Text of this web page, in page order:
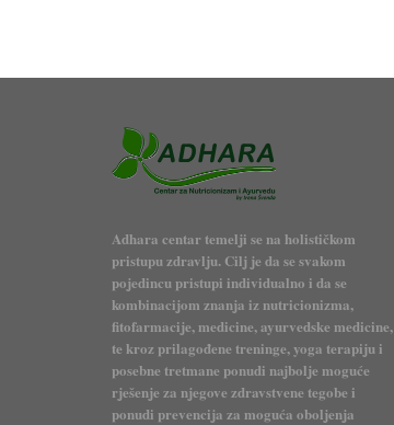
Adhara centar temelji se na holističkom
pristupu zdravlju. Cilj je da se svakom
pojedincu pristupi individualno i da se
kombinacijom znanja iz nutricionizma,
fitofarmacije, medicine, ayurvedske medicine,
te kroz prilagođene treninge, yoga terapiju i
posebne tretmane ponudi najbolje moguće
rješenje za njegove zdravstvene tegobe i
ponudi prevencija za moguća oboljenja